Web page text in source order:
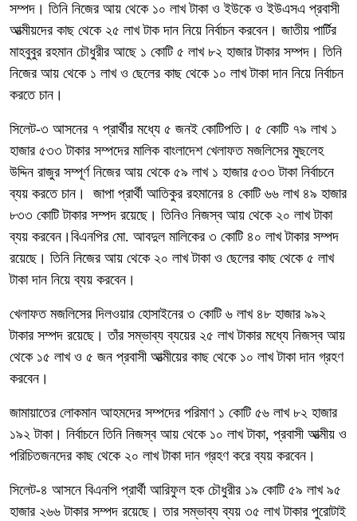
সম্পদ। তিনি নিজের আয় থেকে ১০ লাখ টাকা ও ইউকে ও ইউএসএ প্রবাসী
আত্মীয়দের কাছ থেকে ২৫ লাখ টাক দান নিয়ে নির্বাচন করবেন। জাতীয় পার্টির
মাহবুবুর রহমান চৌধুরীর আছে ১ কোটি ৫ লাখ ৮২ হাজার টাকার সম্পদ। তিনি
নিজের আয় থেকে ১ লাখ ও ছেলের কাছ থেকে ১০ লাখ টাকা দান নিয়ে নির্বাচন
করতে চান।
সিলেট-৩ আসনের ৭ প্রার্থীর মধ্যে ৫ জনই কোটিপতি। ৫ কোটি ৭৯ লাখ ১
হাজার ৫৩৩ টাকার সম্পদের মালিক বাংলাদেশ খেলাফত মজলিসের মুছলেহ
উদ্দিন রাজুর সম্পূর্ণ নিজের আয় থেকে ৫৯ লাখ ১ হাজার ৫৩৩ টাকা নির্বাচনে
ব্যয় করতে চান। জাপা প্রার্থী আতিকুর রহমানের ৪ কোটি ৬৬ লাখ ৪৯ হাজার
৮৩৩ কোটি টাকার সম্পদ রয়েছে। তিনিও নিজস্ব আয় থেকে ২০ লাখ টাকা
ব্যয় করবেন।বিএনপির মো. আবদুল মালিকের ৩ কোটি ৪০ লাখ টাকার সম্পদ
রয়েছে। তিনি নিজের আয় থেকে ২০ লাখ টাকা ও ছেলের কাছ থেকে ৫ লাখ
টাকা দান নিয়ে ব্যয় করবেন।
খেলাফত মজলিসের দিলওয়ার হোসাইনের ৩ কোটি ৬ লাখ ৪৮ হাজার ৯৯২
টাকার সম্পদ রয়েছে। তাঁর সম্ভাব্য ব্যয়ের ২৫ লাখ টাকার মধ্যে নিজস্ব আয়
থেকে ১৫ লাখ ও ৫ জন প্রবাসী আত্মীয়ের কাছ থেকে ১০ লাখ টাকা দান গ্রহণ
করবেন।
জামায়াতের লোকমান আহমদের সম্পদের পরিমাণ ১ কোটি ৫৬ লাখ ৮২ হাজার
১৯২ টাকা। নির্বাচনে তিনি নিজস্ব আয় থেকে ১০ লাখ টাকা, প্রবাসী আত্মীয় ও
পরিচিতজনদের কাছ থেকে ২০ লাখ টাকা দান গ্রহণ করে ব্যয় করবেন।
সিলেট-৪ আসনে বিএনপি প্রার্থী আরিফুল হক চৌধুরীর ১৯ কোটি ৫৯ লাখ ৯৫
হাজার ২৬৬ টাকার সম্পদ রয়েছে। তার সম্ভাব্য ব্যয় ৩৫ লাখ টাকার পুরোটাই